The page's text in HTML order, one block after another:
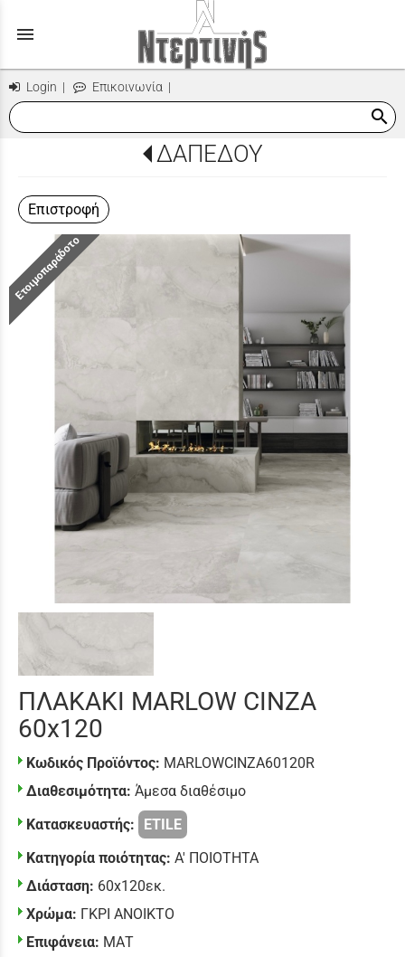
menu
Login | Επικοινωνία |
search
ΔΑΠΕΔΟΥ
Επιστροφή
Ετοιμοπαράδοτο
ΠΛΑΚΑΚΙ MARLOW CINZA
60x120
Κωδικός Προϊόντος: MARLOWCINZA60120R
Διαθεσιμότητα: Άμεσα διαθέσιμο
Κατασκευαστής:
ETILE
Κατηγορία ποιότητας: Α' ΠΟΙΟΤΗΤΑ
Διάσταση: 60x120εκ.
Χρώμα: ΓΚΡΙ ΑΝΟΙΚΤΟ
Επιφάνεια: ΜΑΤ